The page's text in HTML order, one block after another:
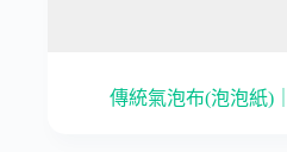
傳統氣泡布(泡泡紙)